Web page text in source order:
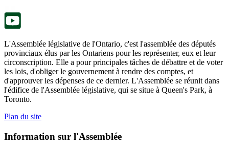
L'Assemblée législative de l'Ontario, c'est l'assemblée des députés
provinciaux élus par les Ontariens pour les représenter, eux et leur
circonscription. Elle a pour principales tâches de débattre et de voter
les lois, d'obliger le gouvernement à rendre des comptes, et
d'approuver les dépenses de ce dernier. L'Assemblée se réunit dans
l'édifice de l'Assemblée législative, qui se situe à Queen's Park, à
Toronto.
Plan du site
Information sur l'Assemblée